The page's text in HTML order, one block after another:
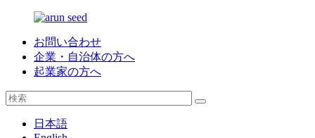
お問い合わせ
企業・自治体の方へ
起業家の方へ
日本語